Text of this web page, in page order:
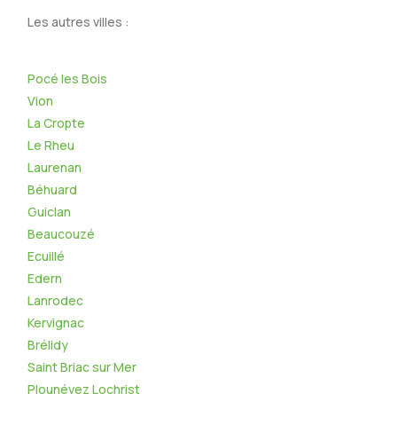
Les autres villes :
Pocé les Bois
Vion
La Cropte
Le Rheu
Laurenan
Béhuard
Guiclan
Beaucouzé
Ecuillé
Edern
Lanrodec
Kervignac
Brélidy
Saint Briac sur Mer
Plounévez Lochrist